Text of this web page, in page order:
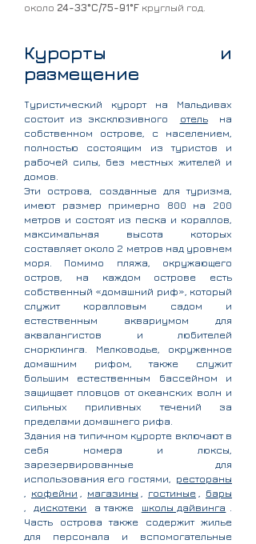
около 24-33°C/75-91°F круглый год.
Курорты и
размещение
Туристический курорт на Мальдивах
состоит из эксклюзивного
отель
на
собственном острове, с населением,
полностью состоящим из туристов и
рабочей силы, без местных жителей и
домов.
Эти острова, созданные для туризма,
имеют размер примерно 800 на 200
метров и состоят из песка и кораллов,
максимальная высота которых
составляет около 2 метров над уровнем
моря. Помимо пляжа, окружающего
остров, на каждом острове есть
собственный «домашний риф», который
служит коралловым садом и
естественным аквариумом для
аквалангистов и любителей
снорклинга. Мелководье, окруженное
домашним рифом, также служит
большим естественным бассейном и
защищает пловцов от океанских волн и
сильных приливных течений за
пределами домашнего рифа.
Здания на типичном курорте включают в
себя номера и люксы,
зарезервированные для
использования его гостями,
рестораны
кофейни магазины гостиные
бары
дискотеки а также школы дайвинга
Часть острова также содержит жилье
для персонала и вспомогательные